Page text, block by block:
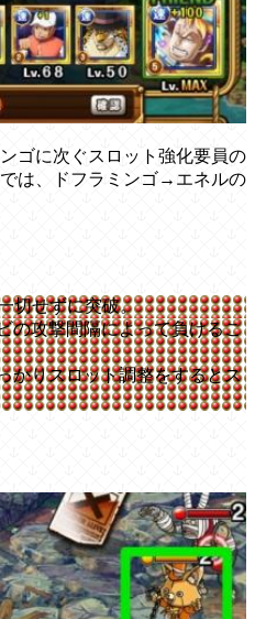
ゴに次ぐスロット強化要員の
は、ドフラミンゴ→エネルの
切せずに突破。
の攻撃間隔によって負けるこ
かりスロット調整をするとス